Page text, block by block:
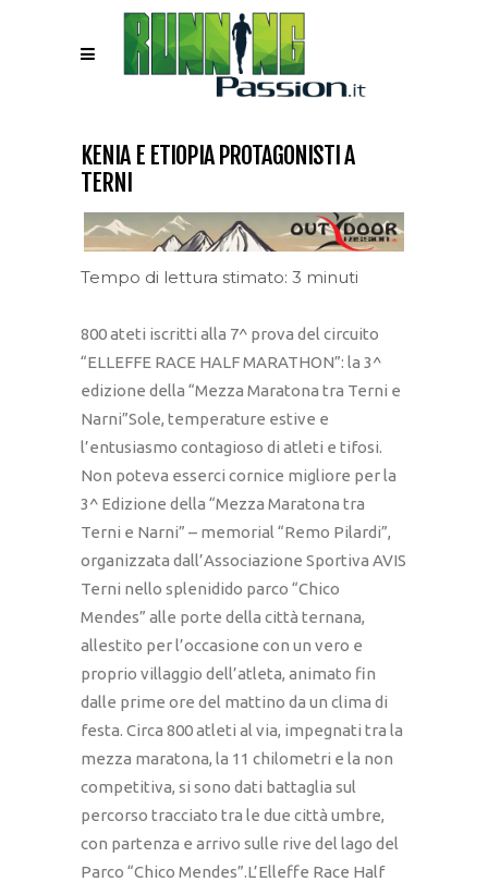
KENIA E ETIOPIA PROTAGONISTI A
TERNI
Tempo di lettura stimato: 3 minuti
800 ateti iscritti alla 7^ prova del circuito
“ELLEFFE RACE HALF MARATHON”: la 3^
edizione della “Mezza Maratona tra Terni e
Narni”Sole, temperature estive e
l’entusiasmo contagioso di atleti e tifosi.
Non poteva esserci cornice migliore per la
3^ Edizione della “Mezza Maratona tra
Terni e Narni” – memorial “Remo Pilardi”,
organizzata dall’Associazione Sportiva AVIS
Terni nello splenidido parco “Chico
Mendes” alle porte della città ternana,
allestito per l’occasione con un vero e
proprio villaggio dell’atleta, animato fin
dalle prime ore del mattino da un clima di
festa. Circa 800 atleti al via, impegnati tra la
mezza maratona, la 11 chilometri e la non
competitiva, si sono dati battaglia sul
percorso tracciato tra le due città umbre,
con partenza e arrivo sulle rive del lago del
Parco “Chico Mendes”.L’Elleffe Race Half